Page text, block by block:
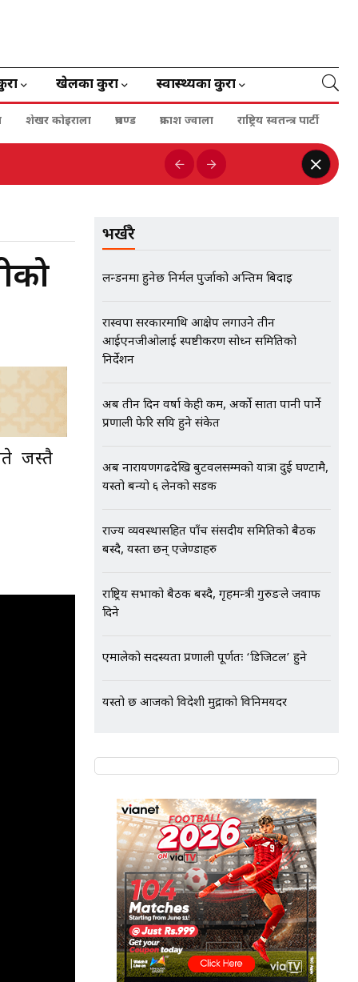
खेलका कुरा स्वास्थ्यका कुरा
शेखर कोइराला प्रचण्ड प्रकाश ज्वाला राष्ट्रिय स्वतन्त्र पार्टी
जस्तै
भर्खरै
लन्डनमा हुनेछ निर्मल पुर्जाको अन्तिम बिदाइ
रास्वपा सरकारमाथि आक्षेप लगाउने तीन
आईएनजीओलाई स्पष्टीकरण सोध्न समितिको
निर्देशन
अब तीन दिन वर्षा केही कम, अर्को साता पानी पार्ने
प्रणाली फेरि सक्रिय हुने संकेत
अब नारायणगढदेखि बुटवलसम्मको यात्रा दुई घण्टामै,
यस्तो बन्यो ६ लेनको सडक
राज्य व्यवस्थासहित पाँच संसदीय समितिको बैठक
बस्दै, यस्ता छन् एजेण्डाहरु
राष्ट्रिय सभाको बैठक बस्दै, गृहमन्त्री गुरुङले जवाफ
दिने
एमालेको सदस्यता प्रणाली पूर्णतः ‘डिजिटल’ हुने
यस्तो छ आजको विदेशी मुद्राको विनिमयदर